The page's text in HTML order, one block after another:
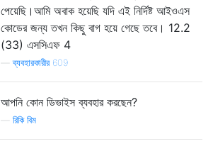
পেয়েছি।আমি অবাক হয়েছি যদি এই নির্দিষ্ট আইওএস
কোডের জন্য তখন কিছু বাগ হয়ে গেছে তবে। 12.2
(33) এসসিএফ 4
—ব্যবহারকারীর 609
আপনি কোন ডিভাইস ব্যবহার করছেন?
রিকি বিম